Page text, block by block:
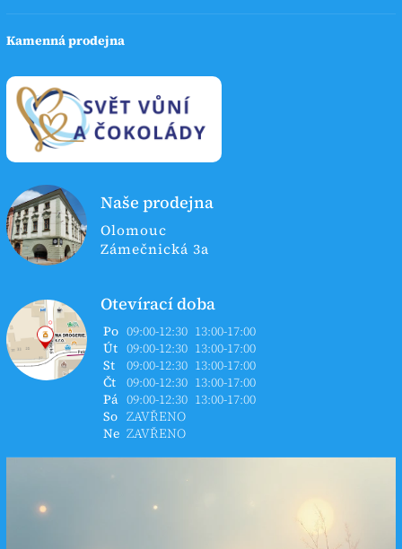
Kamenná prodejna
Naše prodejna
Olomouc
Zámečnická 3a
Otevírací doba
Po 09:00-12:30 13:00-17:00
Út 09:00-12:30 13:00-17:00
St
09:00-12:30 13:00-17:00
Čt 09:00-12:30 13:00-17:00
Pá 09:00-12:30 13:00-17:00
So ZAVŘENO
Ne ZAVŘENO